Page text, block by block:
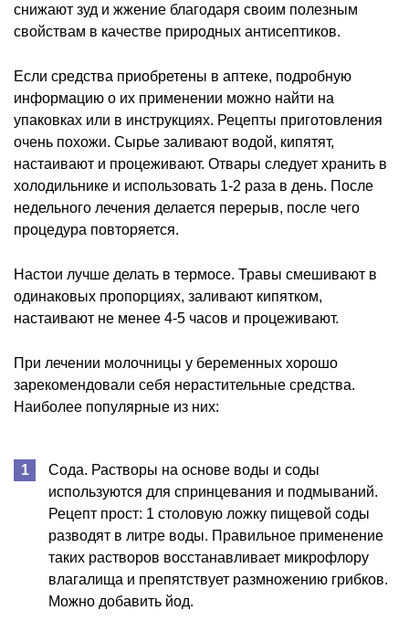
снижают зуд и жжение благодаря своим полезным
свойствам в качестве природных антисептиков.
Если средства приобретены в аптеке, подробную
информацию о их применении можно найти на
упаковках или в инструкциях. Рецепты приготовления
очень похожи. Сырье заливают водой, кипятят,
настаивают и процеживают. Отвары следует хранить в
холодильнике и использовать 1-2 раза в день. После
недельного лечения делается перерыв, после чего
процедура повторяется.
Настои лучше делать в термосе. Травы смешивают в
одинаковых пропорциях, заливают кипятком,
настаивают не менее 4-5 часов и процеживают.
При лечении молочницы у беременных хорошо
зарекомендовали себя нерастительные средства.
Наиболее популярные из них:
Сода. Растворы на основе воды и соды
используются для спринцевания и подмываний.
Рецепт прост: 1 столовую ложку пищевой соды
разводят в литре воды. Правильное применение
таких растворов восстанавливает микрофлору
влагалища и препятствует размножению грибков.
Можно добавить йод.